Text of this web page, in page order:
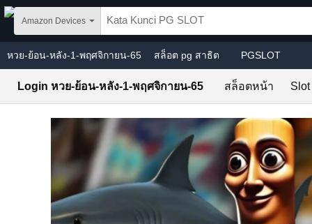
Skip to main content
Amazon Devices
หวย-ย้อน-หลัง-1-พฤศจิกายน-65 สล็อต pg สาธิต PGSLOT
Login หวย-ย้อน-หลัง-1-พฤศจิกายน-65 สล็อตหน้า